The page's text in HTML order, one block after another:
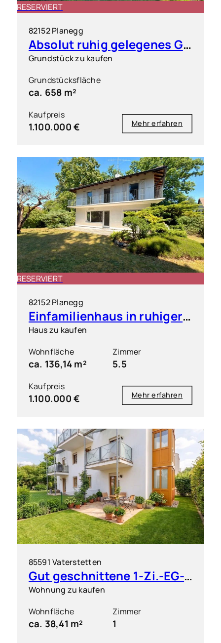
RESERVIERT
82152 Planegg
Absolut ruhig gelegenes Grundstück in exklusiver Wohnlage
Grundstück zu kaufen
Grundstücksfläche
ca. 658 m²
Kaufpreis
1.100.000 € Mehr erfahren
RESERVIERT
82152 Planegg
Einfamilienhaus in ruhiger & grüner Toplage
Haus zu kaufen
Wohnfläche
ca. 136,14 m²
Zimmer
5.5
Kaufpreis
1.100.000 € Mehr erfahren
85591 Vaterstetten
Gut geschnittene 1-Zi.-EG-Wohnung mit großem Garten
Wohnung zu kaufen
Wohnfläche
ca. 38,41 m²
Zimmer
1